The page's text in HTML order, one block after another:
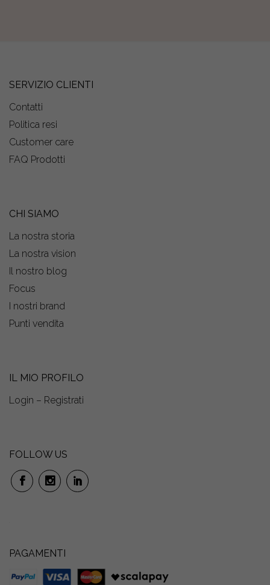
SERVIZIO CLIENTI
Contatti
Politica resi
Customer care
FAQ Prodotti
CHI SIAMO
La nostra storia
La nostra vision
Il nostro blog
Focus
I nostri brand
Punti vendita
IL MIO PROFILO
Login – Registrati
FOLLOW US
PAGAMENTI